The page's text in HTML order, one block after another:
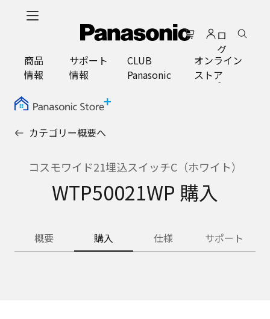
ロ
グ
イ
ン
商品
情報
サポート
情報
CLUB
Panasonic
オンライン
ストア
カテゴリー概要へ
コスモワイド21埋込スイッチC（ホワイト）
WTP50021WP 購入
概要 購入 仕様 サポート